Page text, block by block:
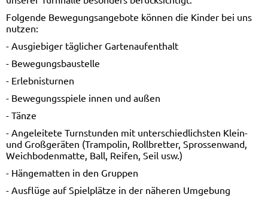
Folgende Bewegungsangebote können die Kinder bei uns
nutzen:
- Ausgiebiger täglicher Gartenaufenthalt
- Bewegungsbaustelle
- Erlebnisturnen
- Bewegungsspiele innen und außen
- Tänze
- Angeleitete Turnstunden mit unterschiedlichsten Klein-
und Großgeräten (Trampolin, Rollbretter, Sprossenwand,
Weichbodenmatte, Ball, Reifen, Seil usw.)
- Hängematten in den Gruppen
- Ausflüge auf Spielplätze in der näheren Umgebung